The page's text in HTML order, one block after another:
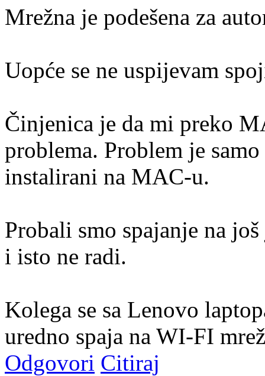
Mrežna je podešena za
Uopće se ne uspijevam
Činjenica je da mi preko
problema. Problem je
instalirani na MAC-u.
Probali smo spajanje na
i isto ne radi.
Kolega se sa Lenovo
uredno spaja na WI-FI
Odgovori Citiraj